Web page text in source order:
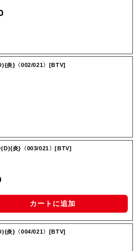
炎}〈002/021〉[BTV]
(D){炎}〈003/021〉[BTV]
カートに追加
炎}〈004/021〉[BTV]